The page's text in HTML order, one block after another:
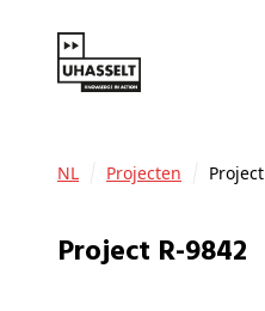
NL Projecten
Project R-9842